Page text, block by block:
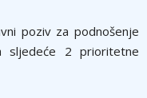
poziv za podnošenje
sljedeće 2 prioritetne